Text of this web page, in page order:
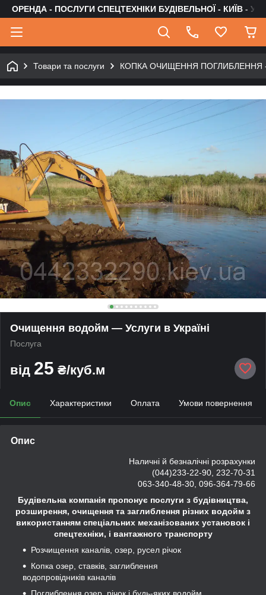
ОРЕНДА - ПОСЛУГИ СПЕЦТЕХНІКИ БУДІВЕЛЬНОЇ - КИЇВ -
Товари та послуги КОПКА ОЧИЩЕННЯ ПОГЛИБЛЕННЯ
Очищення водойм — Услуги в Україні
Послуга
від 25 ₴/куб.м
Опис Характеристики Оплата Умови повернення
Опис
Наличні й безналічні розрахунки
(044)233-22-90, 232-70-31
063-340-48-30, 096-364-79-66
Будівельна компанія пропонує послуги з будівництва,
розширення, очищення та заглиблення різних водойм з
використанням спеціальних механізованих установок і
спецтехніки, і вантажного транспорту
Розчищення каналів, озер, русел річок
Копка озер, ставків, заглиблення
водопровідників каналів
Поглиблення озер, річок і будь-яких водойм